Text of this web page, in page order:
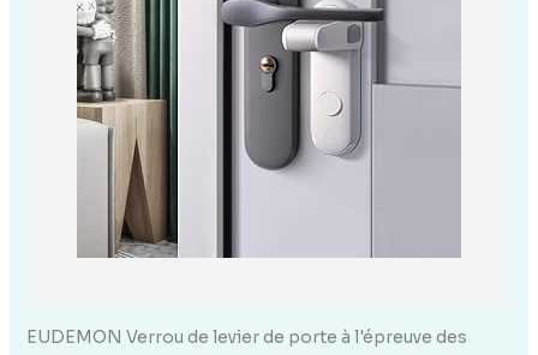
EUDEMON Verrou de levier de porte à l'épreuve des